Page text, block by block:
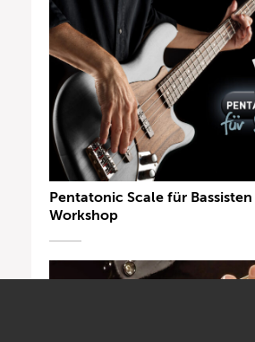
Pentatonic Scale für Bassisten
Workshop